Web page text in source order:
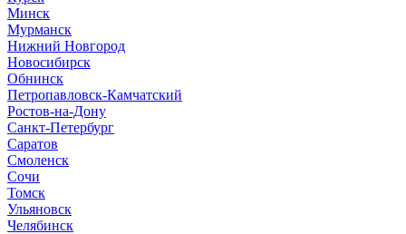
Минск
Мурманск
Нижний Новгород
Новосибирск
Обнинск
Петропавловск-Камчатский
Ростов-на-Дону
Санкт-Петербург
Саратов
Смоленск
Сочи
Томск
Ульяновск
Челябинск